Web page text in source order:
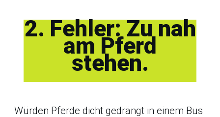
2. Fehler: Zu nah
am Pferd
stehen.
Würden Pferde dicht gedrängt in einem Bus